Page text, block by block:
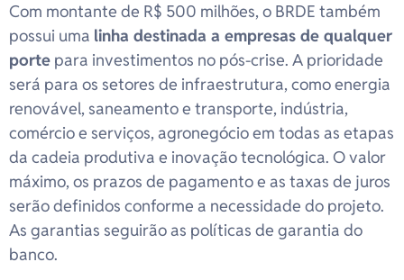
Com montante de R$ 500 milhões, o BRDE também
possui uma linha destinada a empresas de qualquer
porte para investimentos no pós-crise. A prioridade
será para os setores de infraestrutura, como energia
renovável, saneamento e transporte, indústria,
comércio e serviços, agronegócio em todas as etapas
da cadeia produtiva e inovação tecnológica. O valor
máximo, os prazos de pagamento e as taxas de juros
serão definidos conforme a necessidade do projeto.
As garantias seguirão as políticas de garantia do
banco.